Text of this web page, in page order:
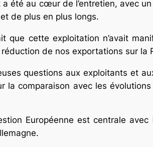
été au cœur de l’entretien, avec
de plus en plus longs.
que cette exploitation n’avait
de nos exportations sur
questions aux exploitants et
la comparaison avec les
Européenne est centrale